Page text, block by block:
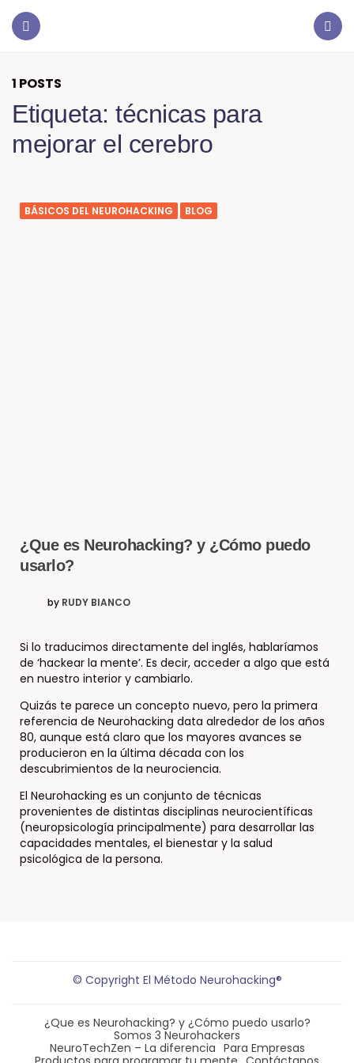
1 POSTS
Etiqueta: técnicas para
mejorar el cerebro
BÁSICOS DEL NEUROHACKING BLOG
¿Que es Neurohacking? y ¿Cómo puedo
usarlo?
by RUDY BIANCO
Si lo traducimos directamente del inglés, hablaríamos
de ‘hackear la mente’. Es decir, acceder a algo que está
en nuestro interior y cambiarlo.
Quizás te parece un concepto nuevo, pero la primera
referencia de Neurohacking data alrededor de los años
80, aunque está claro que los mayores avances se
producieron en la última década con los
descubrimientos de la neurociencia.
El Neurohacking es un conjunto de técnicas
provenientes de distintas disciplinas neurocientíficas
(neuropsicología principalmente) para desarrollar las
capacidades mentales, el bienestar y la salud
psicológica de la persona.
© Copyright El Método Neurohacking®
¿Que es Neurohacking? y ¿Cómo puedo usarlo?
Somos 3 Neurohackers
NeuroTechZen – La diferencia Para Empresas